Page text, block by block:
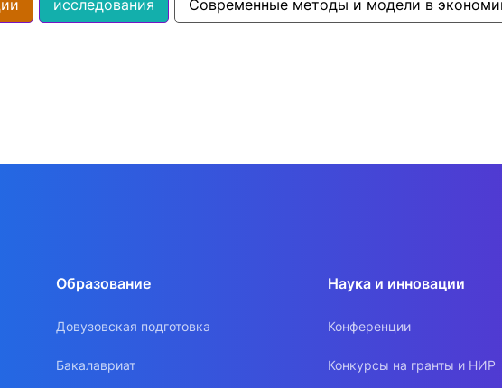
исследования Современные методы и модели в
Образование
Довузовская подготовка
Бакалавриат
Наука и инновации
Конференции
Конкурсы на гранты и НИР